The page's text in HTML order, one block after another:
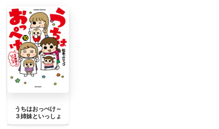
うちはおっぺけ～
３姉妹といっしょ